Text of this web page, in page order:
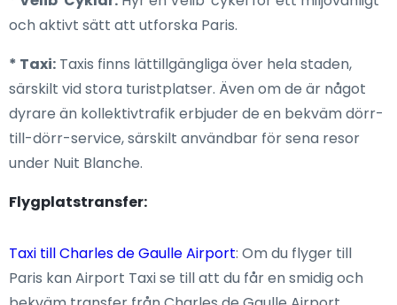
och aktivt sätt att utforska Paris.
* Taxi: Taxis finns lättillgängliga över hela staden,
särskilt vid stora turistplatser. Även om de är något
dyrare än kollektivtrafik erbjuder de en bekväm dörr-
till-dörr-service, särskilt användbar för sena resor
under Nuit Blanche.
Flygplatstransfer:
Taxi till Charles de Gaulle Airport: Om du flyger till
Paris kan Airport Taxi se till att du får en smidig och